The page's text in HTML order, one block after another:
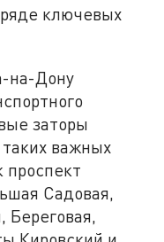
ключевых
на-Дону
заторы
важных
проспект
Садовая,